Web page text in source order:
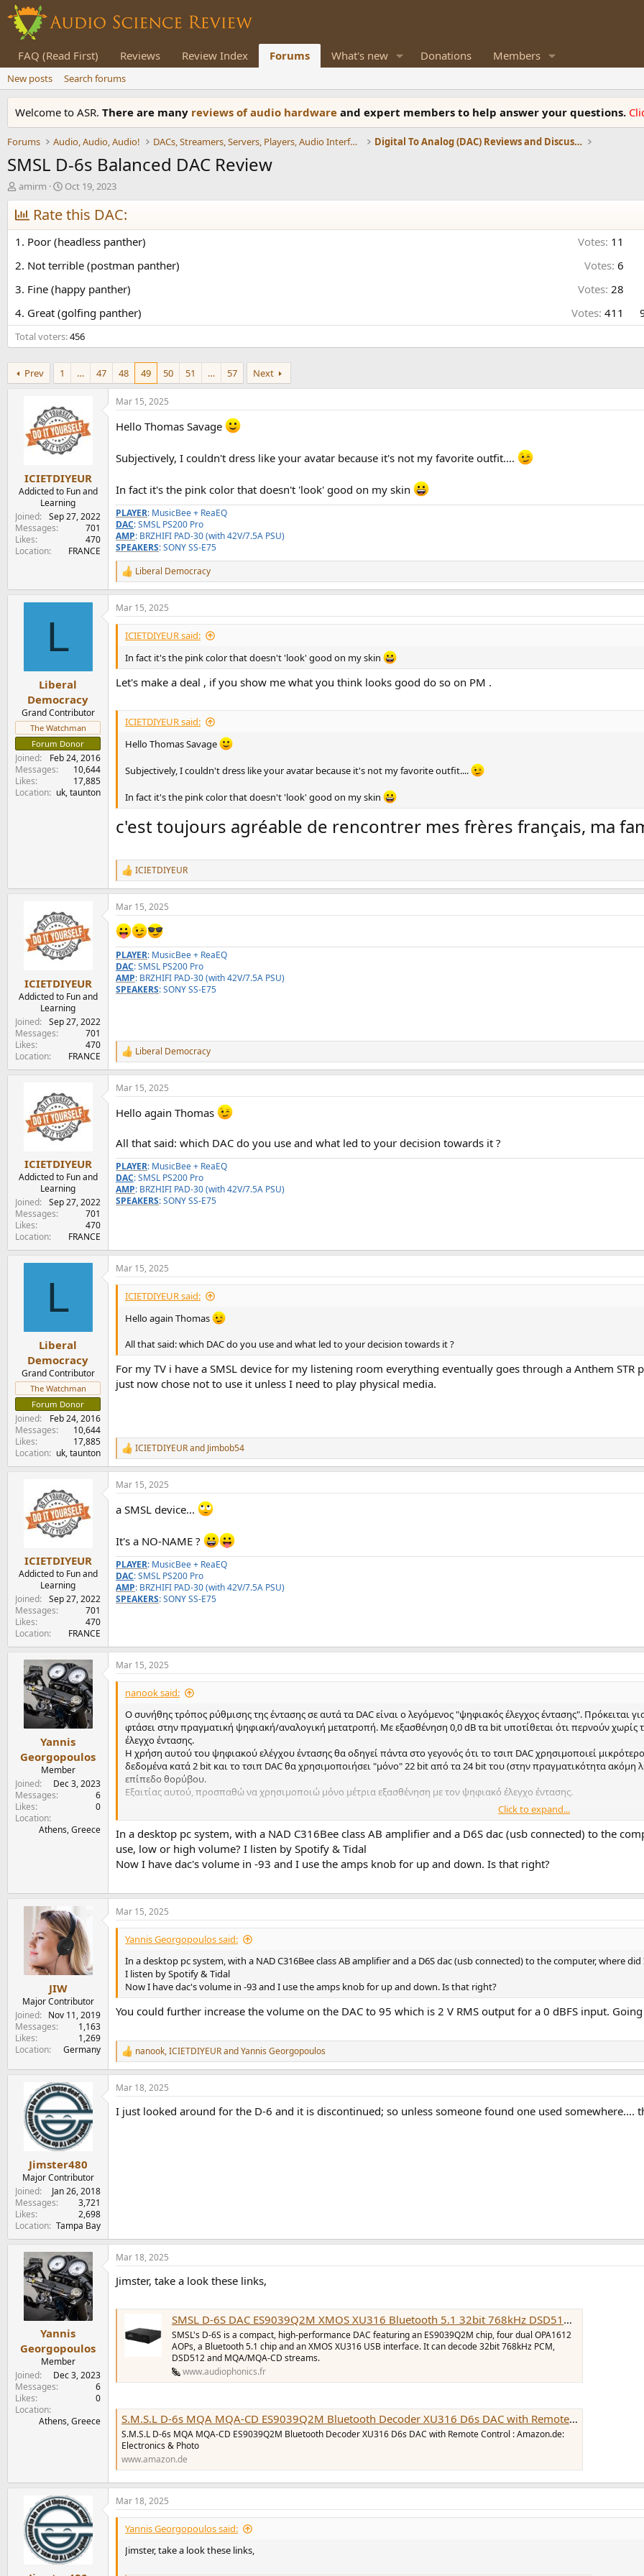
FAQ (Read First) Reviews Review Index Forums What's new Donations Members
New posts Search forums
Welcome to ASR. There are many reviews of audio hardware and expert members to help answer your questions.
Forums Audio, Audio, Audio! DACs, Streamers, Servers, Players, Audio Interface Digital To Analog (DAC) Reviews and Discussion
SMSL D-6s Balanced DAC Review
T
h
r
e
a
d
s
a
t
e
r
amirm
S
t
a
t
d
a
e
Oct 19, 2023
Rate this DAC:
1. Poor (headless panther) Votes: 11
2. Not terrible (postman panther)
Votes: 6
3. Fine (happy panther)
Votes: 28
4. Great (golfing panther)
Votes: 411
Total voters 456
Prev 1 … 47 48 49 50 51 … 57 Next
ICIETDIYEUR
Addicted to Fun and
Learning
Joined
Sep 27, 2022
Messages
701
Likes
470
Location
FRANCE
Mar 15, 2025
Hello Thomas Savage
Subjectively, I couldn't dress like your avatar because it's not my favorite outfit....
In fact it's the pink color that doesn't 'look' good on my skin
PLAYER: MusicBee + ReaEQ
DAC: SMSL PS200 Pro
AMP: BRZHIFI PAD-30 (with 42V/7.5A PSU)
SPEAKERS: SONY SS-E75
R
e
a
c
t
n
s
:
Liberal Democracy
L
Liberal
Democracy
Grand Contributor
The Watchman
Forum Donor
Joined
Feb 24, 2016
Messages
10,644
Likes
17,885
Location
uk, taunton
Mar 15, 2025
ICIETDIYEUR said:
In fact it's the pink color that doesn't 'look' good on my skin
Let's make a deal , if you show me what you think looks good do so on PM .
ICIETDIYEUR said:
Hello Thomas Savage
Subjectively, I couldn't dress like your avatar because it's not my favorite outfit....
In fact it's the pink color that doesn't 'look' good on my skin
c'est toujours agréable de rencontrer mes frères français, ma
R
e
a
c
t
i
o
n
s
:
ICIETDIYEUR
ICIETDIYEUR
Addicted to Fun and
Learning
Joined
Sep 27, 2022
Messages
701
Likes
470
Location
FRANCE
Mar 15, 2025
PLAYER: MusicBee + ReaEQ
DAC: SMSL PS200 Pro
AMP: BRZHIFI PAD-30 (with 42V/7.5A PSU)
SPEAKERS: SONY SS-E75
R
e
a
c
i
s
:
Liberal Democracy
ICIETDIYEUR
Addicted to Fun and
Learning
Joined
Sep 27, 2022
Messages
701
Likes
470
Location
FRANCE
Mar 15, 2025
Hello again Thomas
All that said: which DAC do you use and what led to your decision towards it ?
PLAYER: MusicBee + ReaEQ
DAC: SMSL PS200 Pro
AMP: BRZHIFI PAD-30 (with 42V/7.5A PSU)
SPEAKERS: SONY SS-E75
L
Liberal
Democracy
Grand Contributor
The Watchman
Forum Donor
Joined
Feb 24, 2016
Messages
10,644
Likes
17,885
Location
uk, taunton
Mar 15, 2025
ICIETDIYEUR said:
Hello again Thomas
All that said: which DAC do you use and what led to your decision towards it ?
For my TV i have a SMSL device for my listening room everything eventually goes through a Anthem
just now chose not to use it unless I need to play physical media.
R
e
a
c
i
s
:
ICIETDIYEURand Jimbob54
ICIETDIYEUR
Addicted to Fun and
Learning
Joined
Sep 27, 2022
Messages
701
Likes
470
Location
FRANCE
Mar 15, 2025
a SMSL device...
It's a NO-NAME ?
PLAYER: MusicBee + ReaEQ
DAC: SMSL PS200 Pro
AMP: BRZHIFI PAD-30 (with 42V/7.5A PSU)
SPEAKERS: SONY SS-E75
Yannis
Georgopoulos
Member
Joined
Dec 3, 2023
Messages
6
Likes
0
Location
Athens, Greece
Mar 15, 2025
nanook said:
Ο συνήθης τρόπος ρύθμισης της έντασης σε αυτά τα DAC είναι ο λεγόμενος "ψηφιακός έλεγχος έντασης". Πρόκειται
φτάσει στην πραγματική ψηφιακή/αναλογική μετατροπή. Με εξασθένηση 0,0 dB τα bit υποτίθεται ότι περνούν χωρίς
έλεγχο έντασης.
Η χρήση αυτού του ψηφιακού ελέγχου έντασης θα οδηγεί πάντα στο γεγονός ότι το τσιπ DAC χρησιμοποιεί
δεδομένα κατά 2 bit και το τσιπ DAC θα χρησιμοποιήσει "μόνο" 22 bit από τα 24 bit του (στην πραγματικότητα
επίπεδο θορύβου.
Εξαιτίας αυτού, προσπαθώ να χρησιμοποιώ μόνο μέτρια εξασθένηση με τον ψηφιακό έλεγχο έντασης.
Ακολουθεί η διαδρομή σήματος από το φύλλο δεδομένων ES9039Q2M:
View attachment 327163
Μπήκα στον πειρασμό να πάρω το FiiO K7-BT επειδή έχει αναλογική είσοδο και αναλογικό εξασθενητή (NJU72315,
NJU72315 μπορεί να εξασθενήσει μόνο κατά 62 dB σε βήματα 2 dB, αλλά σε συνδυασμό με ένα ψηφιακό τσιπ ελέγχου
σχεδόν χωρίς εξασθένηση στον ψηφιακό τομέα και έτσι δεν χάνει την ανάλυση. Δυστυχώς το K7-BT δεν μπορεί να
τουλάχιστον μου είπε η γερμανική διανομή). Είναι πραγματικά κρίμα γιατί αυτή θα ήταν μια πολύ ωραία λύση Όλα
ήχου μέσω τηλεχειριστηρίου είναι απαραίτητα για μένα.
Μπορώ να φανταστώ ότι τα DAC με ενισχυτή ακουστικών παρέχουν 2 τρόπους λειτουργίας.
Μόνο DAC: Η έξοδος γραμμής δεν εξασθενεί, αλλά η έξοδος ακουστικών εξασθενεί (είτε η έξοδος γραμμής είτε τα
καναλιών μπορεί να χειριστεί μόνο μία έξοδο και επομένως μια ρύθμιση εξασθένησης)
Προενισχυτής: Η γραμμή εξόδου και τα ακουστικά υπόκεινται σε εξασθένηση έτσι ώστε να μπορείτε να
ενισχυτή και τα ηχεία συνδεδεμένα
Ελπίζουμε ότι αυτό διευκρινίζει λίγο το θέμα "ψηφιακός έλεγχος έντασης" έναντι "αναλογικός έλεγχος έντασης".
Click to expand...
In a desktop pc system, with a NAD C316Bee class AB amplifier and a D6S dac (usb connected) to the
use, low or high volume? I listen by Spotify & Tidal
Now I have dac's volume in -93 and I use the amps knob for up and down. Is that right?
JIW
Major Contributor
Joined
Nov 11, 2019
Messages
1,163
Likes
1,269
Location
Germany
Mar 15, 2025
Yannis Georgopoulos said:
In a desktop pc system, with a NAD C316Bee class AB amplifier and a D6S dac (usb connected) to the computer, where
I listen by Spotify & Tidal
Now I have dac's volume in -93 and I use the amps knob for up and down. Is that right?
You could further increase the volume on the DAC to 95 which is 2 V RMS output for a 0 dBFS input.
R
e
a
c
nanook,ICIETDIYEURandYannis Georgopoulos
Jimster480
Major Contributor
Joined
Jan 26, 2018
Messages
3,721
Likes
2,698
Location Tampa Bay
Mar 18, 2025
I just looked around for the D-6 and it is discontinued; so unless someone found one used somewhere....
Yannis
Georgopoulos
Member
Joined
Dec 3, 2023
Messages
6
Likes
0
Location
Athens, Greece
Mar 18, 2025
Jimster, take a look these links,
SMSL D-6S DAC ES9039Q2M XMOS XU316 Bluetooth 5.1 32bit 768kHz DSD512 MQA - Audiophonics
SMSL's D-6S is a compact, high-performance DAC featuring an ES9039Q2M chip, four dual OPA1612
AOPs, a Bluetooth 5.1 chip and an XMOS XU316 USB interface. It can decode 32bit 768kHz PCM,
DSD512 and MQA/MQA-CD streams.
www.audiophonics.fr
S.M.S.L D-6s MQA MQA-CD ES9039Q2M Bluetooth Decoder XU316 D6s DAC with Remote Control : Amazon.de: Electronics & Photo
S.M.S.L D-6s MQA MQA-CD ES9039Q2M Bluetooth Decoder XU316 D6s DAC with Remote Control : Amazon.de:
Electronics & Photo
www.amazon.de
Mar 18, 2025
Yannis Georgopoulos said:
Jimster, take a look these links,